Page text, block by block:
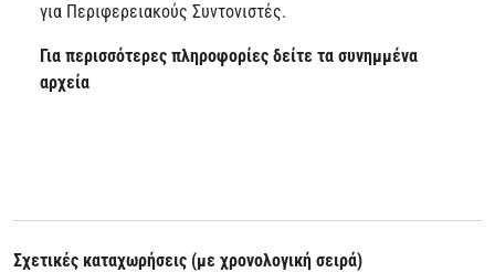
για Περιφερειακούς Συντονιστές.
Για περισσότερες πληροφορίες δείτε τα συνημμένα
αρχεία
Σχετικές καταχωρήσεις (με χρονολογική σειρά)